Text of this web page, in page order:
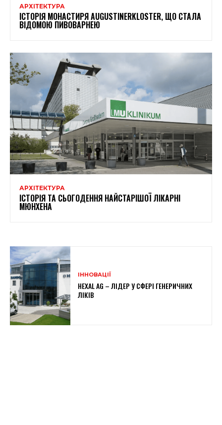
АРХІТЕКТУРА
ІСТОРІЯ МОНАСТИРЯ AUGUSTINERKLOSTER, ЩО СТАЛА
ВІДОМОЮ ПИВОВАРНЕЮ
АРХІТЕКТУРА
ІСТОРІЯ ТА СЬОГОДЕННЯ НАЙСТАРІШОЇ ЛІКАРНІ
МЮНХЕНА
ІННОВАЦІЇ
HEXAL AG – ЛІДЕР У СФЕРІ ГЕНЕРИЧНИХ
ЛІКІВ